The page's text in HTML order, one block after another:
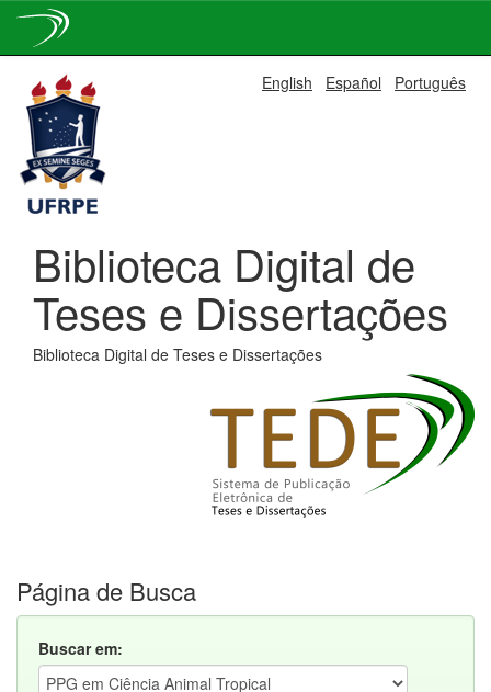
navigation
English Español Português
Biblioteca Digital de
Teses e Dissertações
Biblioteca Digital de Teses e Dissertações
Página de Busca
Buscar em: